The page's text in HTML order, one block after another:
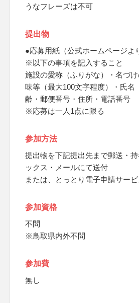
うなフレーズは不可
提出物
●応募用紙（公式ホームページよ
※以下の事項を記入すること
施設の愛称（ふりがな）・名づ
味等（最大100文字程度）・氏名
齢・郵便番号・住所・電話番号
※応募は一人1点に限る
参加方法
提出物を下記提出先まで郵送・
ックス・メールにて送付
または、とっとり電子申請サー
参加資格
不問
※鳥取県内外不問
参加費
無し